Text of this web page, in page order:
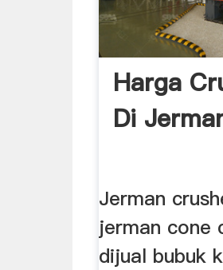
Harga
Di
Jerman
jerman cone
dijual bubuk